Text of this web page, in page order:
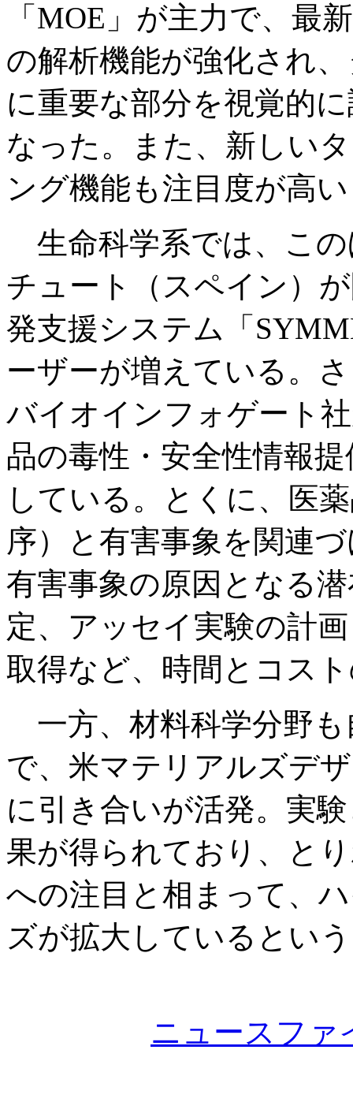
「MOE」が主力で、最
の解析機能が強化され
に重要な部分を視覚的
なった。また、新しい
ング機能も注目度が高
生命科学系では、こ
チュート（スペイン）
発支援システム「
ーザーが増えている。
バイオインフォゲート
品の毒性・安全性情報
している。とくに、医
序）と有害事象を関連
有害事象の原因となる
定、アッセイ実験の計
取得など、時間とコス
一方、材料科学分野も
で、米マテリアルズデ
に引き合いが活発。実
果が得られており、と
への注目と相まって、
ズが拡大しているとい
ニュースファ